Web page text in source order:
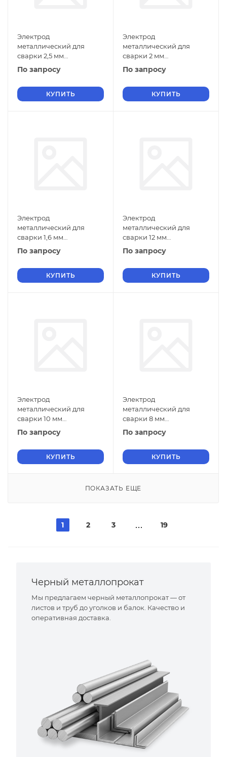
Электрод
металлический для
сварки 2,5 мм
Э-110Х14В13Ф2 ГОСТ
9466-75
По запросу
КУПИТЬ
Электрод
металлический для
сварки 2 мм
Э-110Х14В13Ф2 ГОСТ
9466-75
По запросу
КУПИТЬ
Электрод
металлический для
сварки 1,6 мм
Э-110Х14В13Ф2 ГОСТ
9466-75
По запросу
КУПИТЬ
Электрод
металлический для
сварки 12 мм
Э-10Х28Н12Г2 ГОСТ 9466-
По запросу
КУПИТЬ
Электрод
металлический для
сварки 10 мм
Э-10Х28Н12Г2 ГОСТ 9466-
По запросу
КУПИТЬ
Электрод
металлический для
сварки 8 мм
Э-10Х28Н12Г2 ГОСТ 9466-
По запросу
КУПИТЬ
ПОКАЗАТЬ ЕЩЕ
1 2 3 19
Черный металлопрокат
Мы предлагаем черный металлопрокат — от
листов и труб до уголков и балок. Качество и
оперативная доставка.